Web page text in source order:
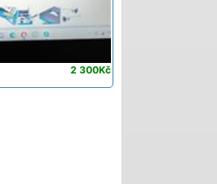
2 300Kč